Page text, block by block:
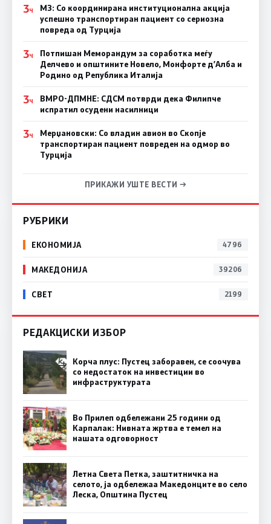
3Ч
МЗ: Со координирана институционална акција
успешно транспортиран пациент со сериозна
повреда од Турција
3Ч
Потпишан Меморандум за соработка меѓу
Делчево и општините Новело, Монфорте д’Алба и
Родино од Република Италија
3Ч
ВМРО-ДПМНЕ: СДСM потврди дека Филипче
испратил осудени насилници
3Ч
Мерџановски: Со владин авион во Скопје
транспортиран пациент повреден на одмор во
Турција
ПРИКАЖИ УШТЕ ВЕСТИ →
РУБРИКИ
ЕКОНОМИЈА 4796
МАКЕДОНИЈА 39206
СВЕТ 2199
РЕДАКЦИСКИ ИЗБОР
Корча плус: Пустец заборавен, се соочува
со недостаток на инвестиции во
инфраструктурата
Во Прилеп одбележани 25 години од
Карпалак: Нивната жртва е темел на
нашата одговорност
Летна Света Петка, заштитничка на
селото, ја одбележаа Македонците во село
Леска, Општина Пустец